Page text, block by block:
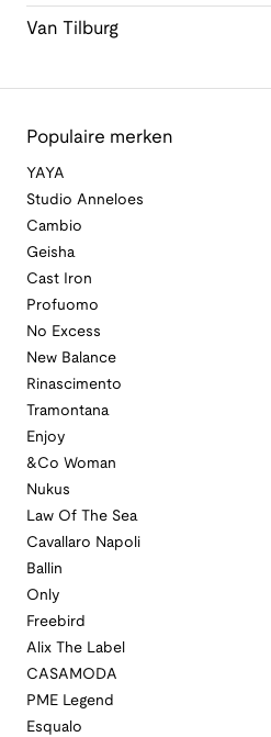
Van Tilburg
Populaire merken
YAYA
Studio Anneloes
Cambio
Geisha
Cast Iron
Profuomo
No Excess
New Balance
Rinascimento
Tramontana
Enjoy
&Co Woman
Nukus
Law Of The Sea
Cavallaro Napoli
Ballin
Only
Freebird
Alix The Label
CASAMODA
PME Legend
Esqualo